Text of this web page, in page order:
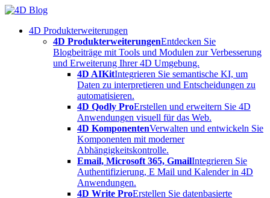
Skip
content4D Produkterweiterungen
4D ProdukterweiterungenEntdecken Sie
Blogbeiträge mit Tools und Modulen zur Verbesserung
und Erweiterung Ihrer 4D Umgebung.
4D AIKitIntegrieren Sie semantische KI, um
Daten zu interpretieren und Entscheidungen zu
automatisieren.
4D Qodly ProErstellen und erweitern Sie 4D
Anwendungen visuell für das Web.
4D KomponentenVerwalten und entwickeln Sie
Komponenten mit moderner
Abhängigkeitskontrolle.
Email, Microsoft 365, GmailIntegrieren Sie
Authentifizierung, E Mail und Kalender in 4D
Anwendungen.
4D Write ProErstellen Sie datenbasierte